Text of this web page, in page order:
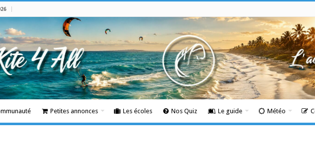
Petites annonces Les écoles Nos Quiz Le guide Météo